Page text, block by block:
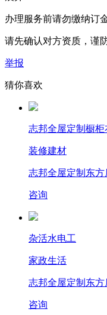
办理服务前请勿缴纳订
请先确认对方资质，谨
举报
猜你喜欢
志邦全屋定制橱
装修建材
志邦全屋定制东方
咨询
杂活水电工
家政生活
志邦全屋定制东方
咨询